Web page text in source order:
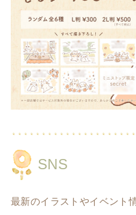
SNS
最新のイラストやイベント